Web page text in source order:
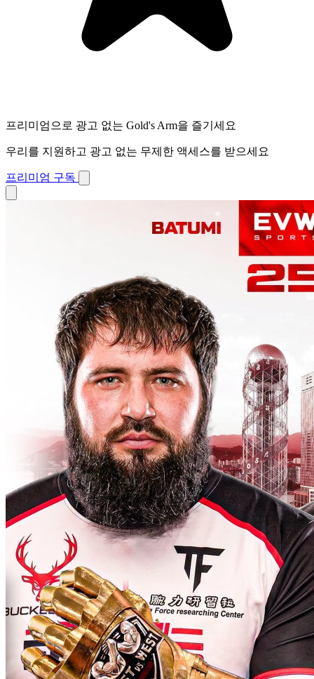
프리미엄으로 광고 없는 Gold's Arm을 즐기세요
우리를 지원하고 광고 없는 무제한 액세스를 받으세요
프리미엄 구독